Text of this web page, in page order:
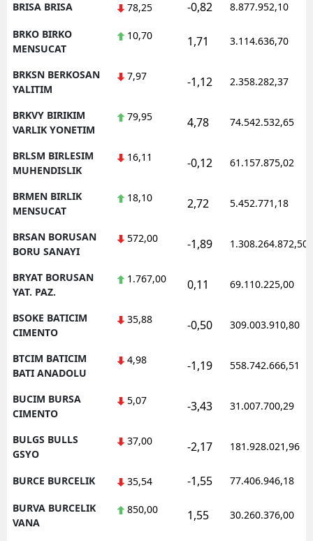
BRISA BRISA 78,25 -0,82 8.877.952,10
BRKO BIRKO
MENSUCAT
10,70 1,71 3.114.636,70
BRKSN BERKOSAN
YALITIM
7,97 -1,12 2.358.282,37
BRKVY BIRIKIM
VARLIK YONETIM
79,95 4,78 74.542.532,65
BRLSM BIRLESIM
MUHENDISLIK
16,11 -0,12 61.157.875,02
BRMEN BIRLIK
MENSUCAT
18,10 2,72 5.452.771,18
BRSAN BORUSAN
BORU SANAYI
572,00 -1,89 1.308.264.872,50
BRYAT BORUSAN
YAT. PAZ.
1.767,00 0,11 69.110.225,00
BSOKE BATICIM
CIMENTO
35,88 -0,50 309.003.910,80
BTCIM BATICIM
BATI ANADOLU
4,98 -1,19 558.742.666,51
BUCIM BURSA
CIMENTO
5,07 -3,43 31.007.700,29
BULGS BULLS
GSYO
37,00 -2,17 181.928.021,96
BURCE BURCELIK 35,54 -1,55 77.406.946,18
BURVA BURCELIK
VANA
850,00 1,55 30.260.376,00